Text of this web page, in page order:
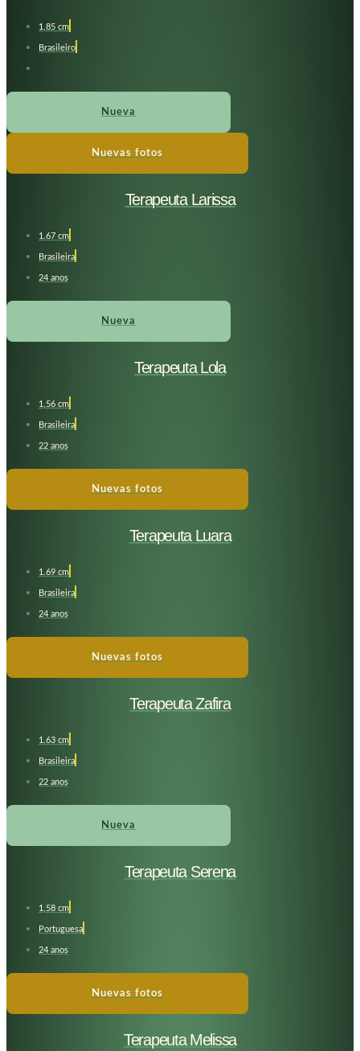
1,85 cm
Brasileiro
Nueva
Nuevas fotos
Terapeuta Larissa
1.67 cm
Brasileira
24 anos
Nueva
Terapeuta Lola
1,56 cm
Brasileira
22 anos
Nuevas fotos
Terapeuta Luara
1.69 cm
Brasileira
24 anos
Nuevas fotos
Terapeuta Zafira
1.63 cm
Brasileira
22 anos
Nueva
Terapeuta Serena
1,58 cm
Portuguesa
24 anos
Nuevas fotos
Terapeuta Melissa